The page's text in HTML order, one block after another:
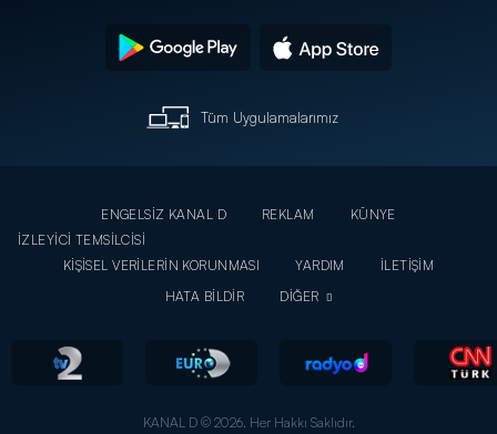
Tüm Uygulamalarımız
ENGELSİZ KANAL D REKLAM
KÜNYE
İZLEYİCİ TEMSİLCİSİ
KİŞİSEL VERİLERİN KORUNMASI
YARDIM
İLETİŞİM
HATA BİLDİR
DİĞER
KANAL D © 2026. Her Hakkı Saklıdır.